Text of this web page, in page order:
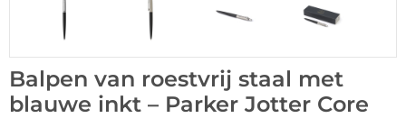
Balpen van roestvrij staal met
blauwe inkt – Parker Jotter Core